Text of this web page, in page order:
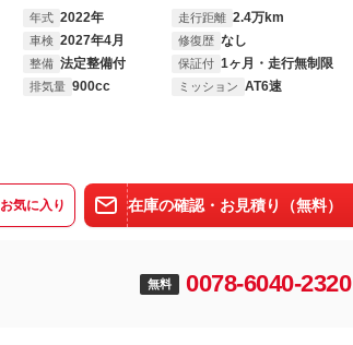
年式 2022年 走行距離 2.4万km
車検 2027年4月 修復歴 なし
整備 法定整備付 保証付 1ヶ月・走行無制限
排気量 900cc ミッション AT6速
お気に入り 在庫の確認・お見積り（無料）
無料 0078-6040-2320